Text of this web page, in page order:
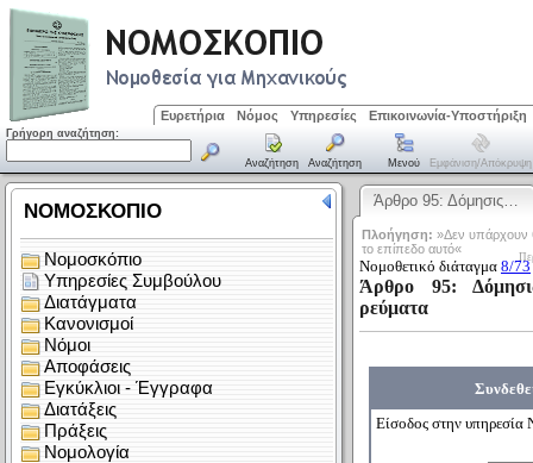
Ευρετήρια Νόμος Υπηρεσίες Επικοινωνία-Υποστήριξη
Γρήγορη αναζήτηση:
Αναζήτηση Αναζήτηση Μενού Εμφάνιση/απόκρυψη
Άρθρο 95: Δόμησις…